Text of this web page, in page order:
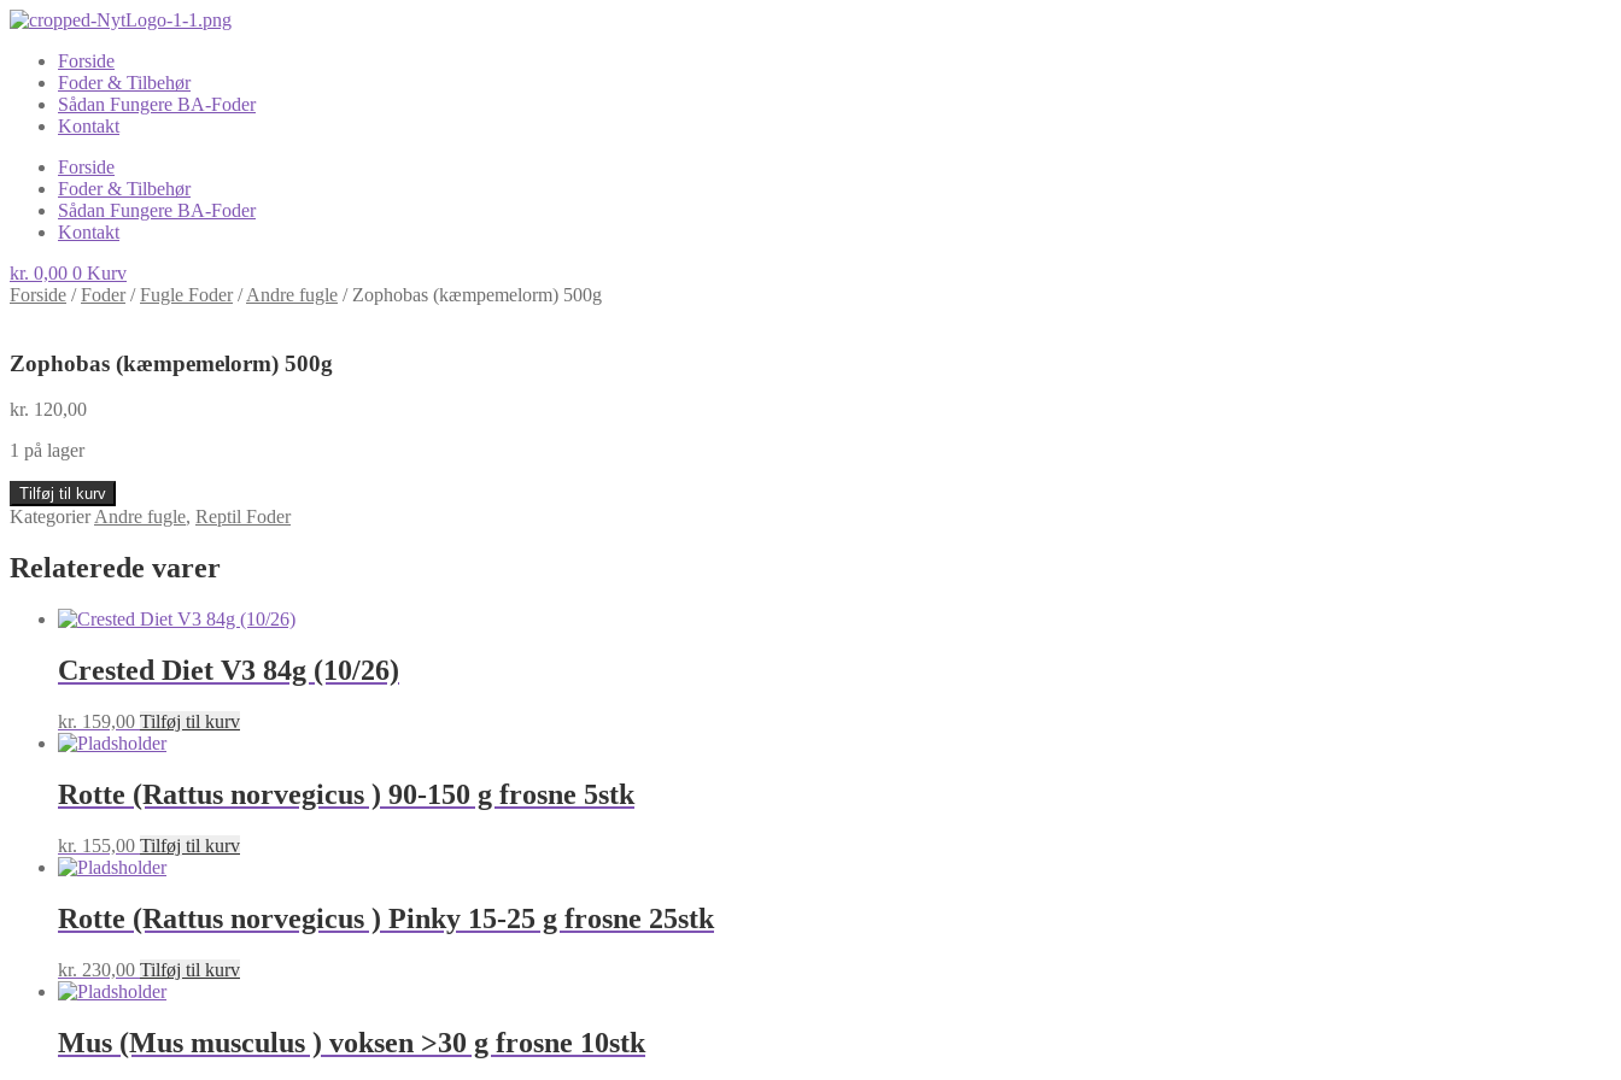
Forside
Foder & Tilbehør
Sådan Fungere BA-Foder
Kontakt
Forside
Foder & Tilbehør
Sådan Fungere BA-Foder
Kontakt
kr. 0,00 0 Kurv
Forside /Foder/Fugle Foder/Andre fugle / Zophobas (kæmpemelorm) 500g
Zophobas (kæmpemelorm) 500g
kr. 120,00
1 på lager
Zophobas
(kæmpemelorm)
antal
Tilføj til kurv
KategorierAndre fugle, Reptil Foder
Relaterede varer
Crested Diet V3 84g (10/26)
kr. 159,00 Tilføj til kurv
Rotte (Rattus norvegicus ) 90-150 g frosne 5stk
kr. 155,00 Tilføj til kurv
Rotte (Rattus norvegicus ) Pinky 15-25 g frosne 25stk
kr. 230,00 Tilføj til kurv
Mus (Mus musculus ) voksen >30 g frosne 10stk